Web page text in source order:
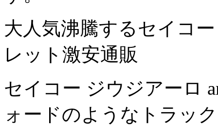
大人気沸騰するセイコ
レット激安通販
セイコー ジウジアーロ
ォードのよ​​うなトラッ